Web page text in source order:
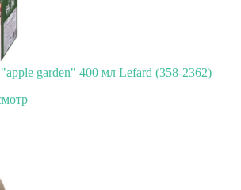
garden" 400 мл Lefard (358-2362)